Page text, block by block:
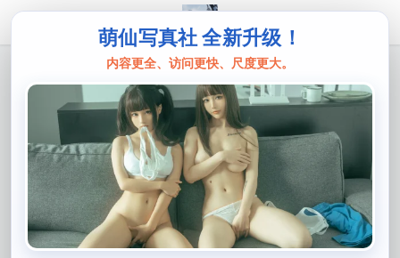
萌仙写真社 全新升级！
内容更全、访问更快、尺度更大。
神乐坂真冬
更新：神乐坂真冬的照片，看起来更加清
新亮丽
神乐坂真冬，看起来非常清新亮丽，并且热爱旅游，神乐
坂真冬的性格非常开朗活泼。体重45kg，电影还是小说
等，除了COSPLAY之外，神乐坂真冬还有许多兴趣爱